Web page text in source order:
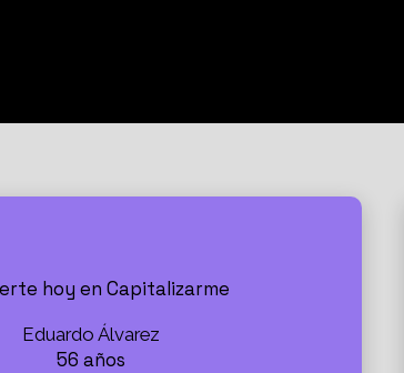
Eduardo Álvarez
56 años